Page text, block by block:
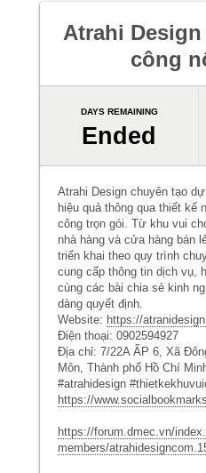
Atrahi
công
DAYS REMAINING
Ended
Atrahi Design chuyên tạo
hiệu quả thông qua thiết kế
công trọn gói. Từ khu vui
nhà hàng và cửa hàng bán
triển khai theo quy trình
cung cấp thông tin dịch vụ,
cùng các bài chia sẻ kinh
dàng quyết định.
Website: https://
Điện thoại: 0902594927
Địa chỉ: 7/22A ẤP 6, Xã
Môn, Thành phố Hồ Chí
#atrahidesign
https://
https://forum.dmec.vn/
members/